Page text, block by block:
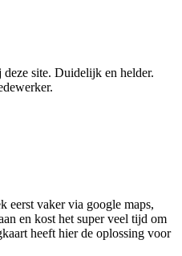
site. Duidelijk en helder.
eerst vaker via google maps,
en kost het super veel tijd om
heeft hier de oplossing voor